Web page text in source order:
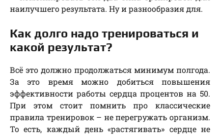
наилучшего результата. Ну и разнообразия для.
Как долго надо тренироваться и
какой результат?
Всё это должно продолжаться минимум полгода.
За это время можно добиться повышения
эффективности работы сердца процентов на 50.
При этом стоит помнить про классические
правила тренировок – не перегружать организм.
То есть, каждый день «растягивать» сердце не